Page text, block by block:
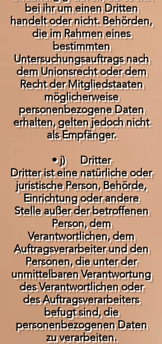
bei ihr um einen Dritten
handelt oder nicht. Behörden,
die im Rahmen eines
bestimmten
Untersuchungsauftrags nach
dem Unionsrecht oder dem
Recht der Mitgliedstaaten
möglicherweise
personenbezogene Daten
erhalten, gelten jedoch nicht
als Empfänger.
• j) Dritter
Dritter ist eine natürliche oder
juristische Person, Behörde,
Einrichtung oder andere
Stelle außer der betroffenen
Person, dem
Verantwortlichen, dem
Auftragsverarbeiter und den
Personen, die unter der
unmittelbaren Verantwortung
des Verantwortlichen oder
des Auftragsverarbeiters
befugt sind, die
personenbezogenen Daten
zu verarbeiten.